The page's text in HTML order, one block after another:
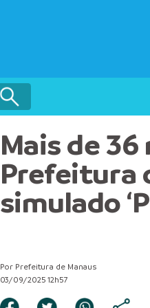
Mais de
Prefeitura
simulado
Por Prefeitura de Manaus
03/09/2025 12h57